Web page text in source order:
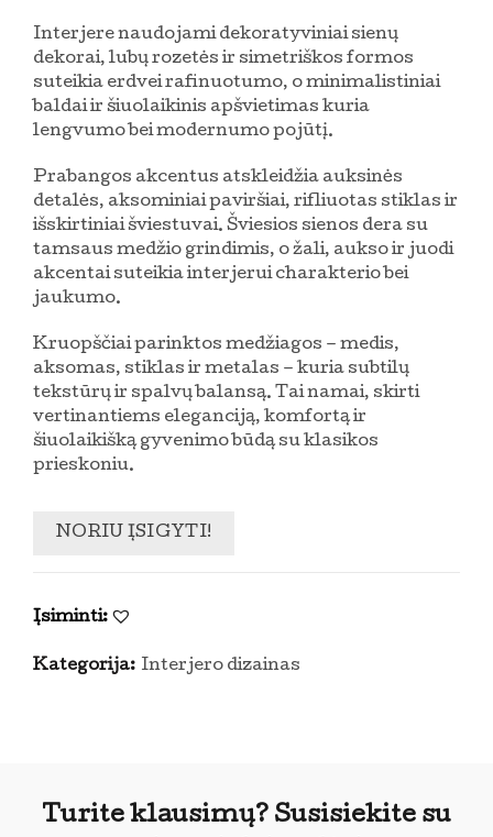
Interjere naudojami dekoratyviniai sienų
dekorai, lubų rozetės ir simetriškos formos
suteikia erdvei rafinuotumo, o minimalistiniai
baldai ir šiuolaikinis apšvietimas kuria
lengvumo bei modernumo pojūtį.
Prabangos akcentus atskleidžia auksinės
detalės, aksominiai paviršiai, rifliuotas stiklas ir
išskirtiniai šviestuvai. Šviesios sienos dera su
tamsaus medžio grindimis, o žali, aukso ir juodi
akcentai suteikia interjerui charakterio bei
jaukumo.
Kruopščiai parinktos medžiagos – medis,
aksomas, stiklas ir metalas – kuria subtilų
tekstūrų ir spalvų balansą. Tai namai, skirti
vertinantiems eleganciją, komfortą ir
šiuolaikišką gyvenimo būdą su klasikos
prieskoniu.
NORIU ĮSIGYTI!
Įsiminti:
Kategorija: Interjero dizainas
Turite klausimų? Susisiekite su